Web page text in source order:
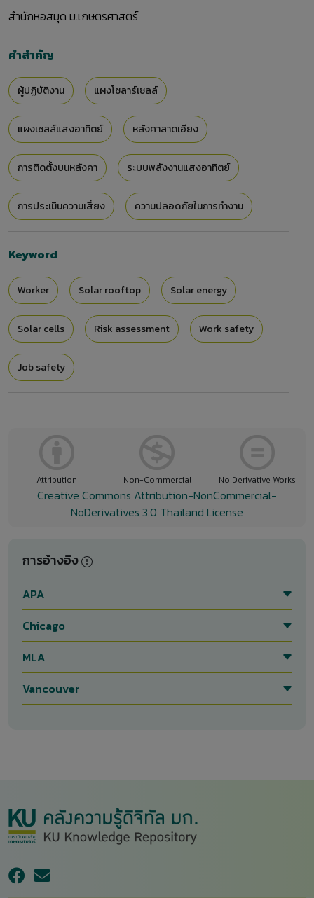
สำนักหอสมุด ม.เกษตรศาสตร์
คำสำคัญ
ผู้ปฏิบัติงาน แผงโซลาร์เซลล์
แผงเซลล์แสงอาทิตย์ หลังคาลาดเอียง
การติดตั้งบนหลังคา ระบบพลังงานแสงอาทิตย์
การประเมินความเสี่ยง ความปลอดภัยในการทำงาน
Keyword
Worker Solar rooftop Solar energy
Solar cells Risk assessment Work safety
Job safety
Attribution Non-Commercial No Derivative Works
Creative Commons Attribution-NonCommercial-
NoDerivatives 3.0 Thailand License
การอ้างอิง
APA
Chicago
MLA
Vancouver